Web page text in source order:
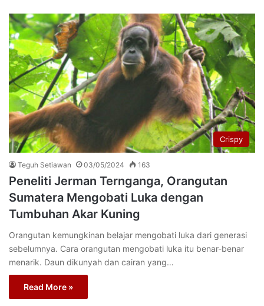
Crispy
Teguh Setiawan 03/05/2024 163
Peneliti Jerman Ternganga, Orangutan
Sumatera Mengobati Luka dengan
Tumbuhan Akar Kuning
Orangutan kemungkinan belajar mengobati luka dari generasi
sebelumnya. Cara orangutan mengobati luka itu benar-benar
menarik. Daun dikunyah dan cairan yang…
Read More »